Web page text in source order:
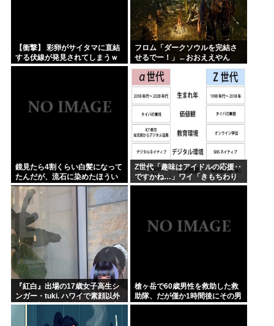
【衝撃】 彩卵がサイタマに直結
する伏線が発見されてしまうｗ
ｗｗ
フロム「ダークソウルを完結さ
せるでー！」←おおええやん
鏡見たら4割くらい白髪になって
たんだが、流石に染めたほうい
いの ？半分おじいちゃんでドン
引きしたわ
Z世代「趣味はアイドルの応援‥
ですかね…」ワイ「きもちわり
ーwww」
『紅白』出場の17歳女子高生シ
ンガー・tuki. ハワイで素顔以外
ほぼ全部出し 「隠しきれない美
貌」とSNSざわつく
槍ヶ岳で60歳男性を救助した救
助隊、だが僅か1時間後にその男
性が所属していたPTから連絡が